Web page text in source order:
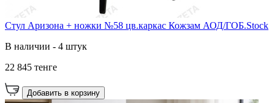
Стул Аризона + ножки №58 цв.каркас Кожзам АОД/ГОБ.Stock
В наличии - 4 штук
22 845 тенге
Добавить в корзину